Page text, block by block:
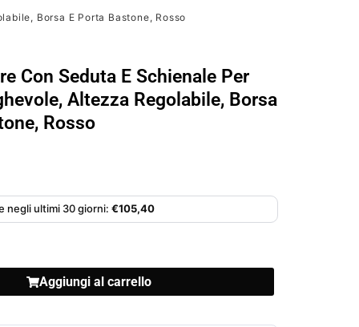
Borsa E Porta Bastone, Rosso
Con Seduta E Schienale Per
Altezza Regolabile, Borsa
Rosso
negli ultimi 30 giorni: €105,40
Aggiungi al carrello